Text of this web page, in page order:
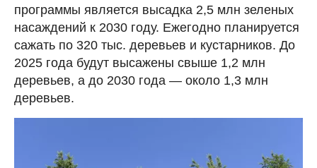
программы является высадка 2,5 млн зеленых
насаждений к 2030 году. Ежегодно планируется
сажать по 320 тыс. деревьев и кустарников. До
2025 года будут высажены свыше 1,2 млн
деревьев, а до 2030 года — около 1,3 млн
деревьев.